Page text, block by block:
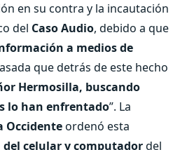
en su contra y la incautación
del Caso Audio, debido a que
a medios de
que detrás de este hecho
Hermosilla, buscando
lo han enfrentado”. La
Occidenteordenó esta
celular y computadordel